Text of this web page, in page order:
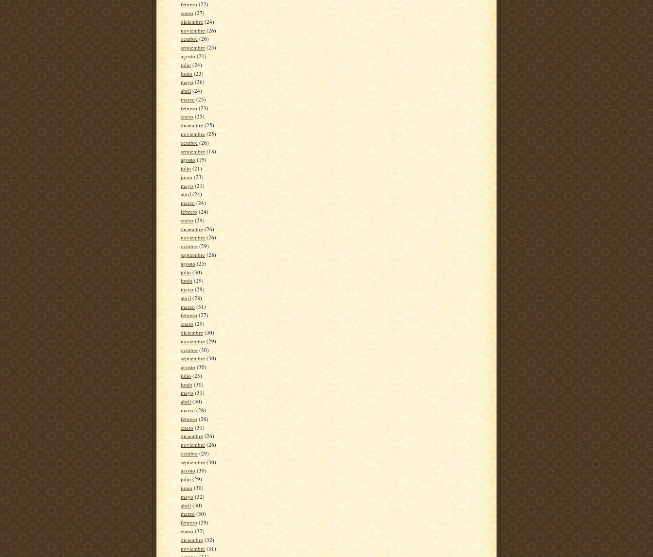
febrero (22)
enero (27)
diciembre (24)
noviembre (26)
octubre (26)
septiembre (23)
agosto (21)
julio (24)
junio (23)
mayo (26)
abril (24)
marzo (25)
febrero (23)
enero (25)
diciembre (25)
noviembre (25)
octubre (26)
septiembre (18)
agosto (19)
julio (21)
junio (23)
mayo (21)
abril (24)
marzo (24)
febrero (24)
enero (29)
diciembre (26)
noviembre (26)
octubre (29)
septiembre (28)
agosto (25)
julio (30)
junio (29)
mayo (29)
abril (28)
marzo (31)
febrero (27)
enero (29)
diciembre (30)
noviembre (29)
octubre (30)
septiembre (30)
agosto (30)
julio (23)
junio (30)
mayo (31)
abril (30)
marzo (28)
febrero (26)
enero (31)
diciembre (26)
noviembre (26)
octubre (29)
septiembre (30)
agosto (30)
julio (29)
junio (30)
mayo (32)
abril (30)
marzo (30)
febrero (29)
enero (32)
diciembre (32)
noviembre (31)